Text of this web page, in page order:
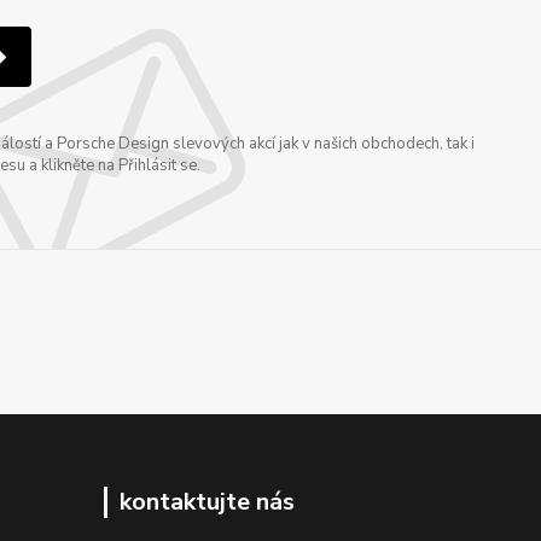
a Porsche Design slevových akcí jak v našich obchodech, tak i
a klikněte na Přihlásit se.
kontaktujte nás